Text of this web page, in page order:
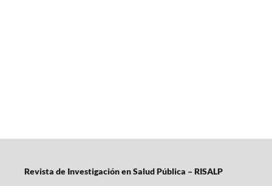
Revista de Investigación en Salud Pública – RISALP